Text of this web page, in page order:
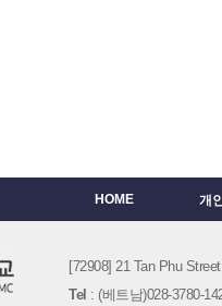
HOME 개
[72908] 21 Tan Phu
Tel : (베트남)028-3780-